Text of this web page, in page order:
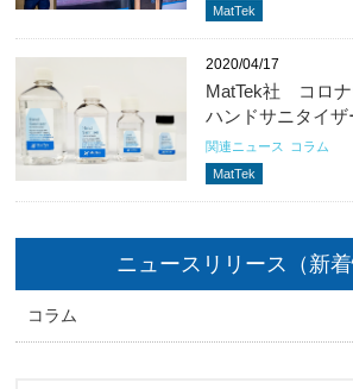
MatTek
2020/04/17
MatTek社 コロナ
ハンドサニタイ
関連ニュース
コラム
MatTek
ニュースリリース（新着
コラム